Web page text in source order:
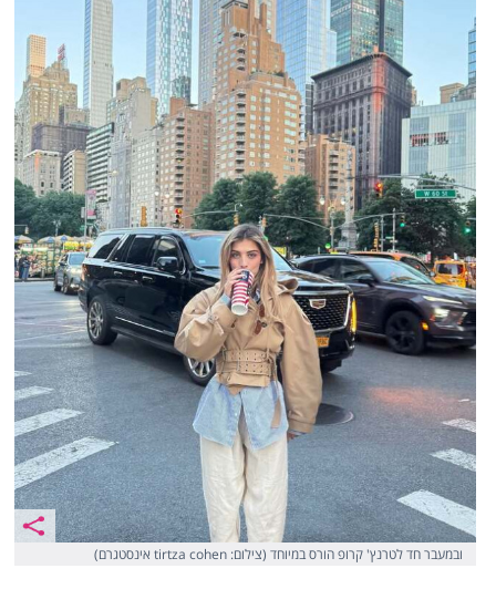
ובמעבר חד לטרנץ' קרופ הורס במיוחד (צילום: tirtza cohen אינסטגרם)